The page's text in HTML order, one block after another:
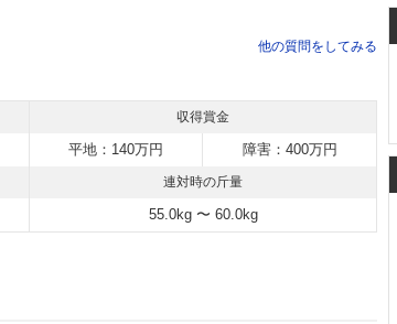
他の質問をしてみる
収得賞金
平地：140万円 障害：400万円
連対時の斤量
55.0kg 〜 60.0kg